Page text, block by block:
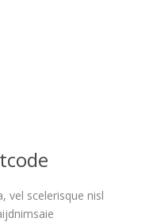
vel scelerisque nisl